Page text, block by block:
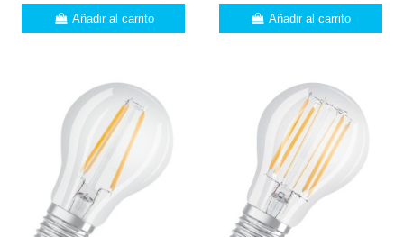
Añadir al carrito Añadir al carrito